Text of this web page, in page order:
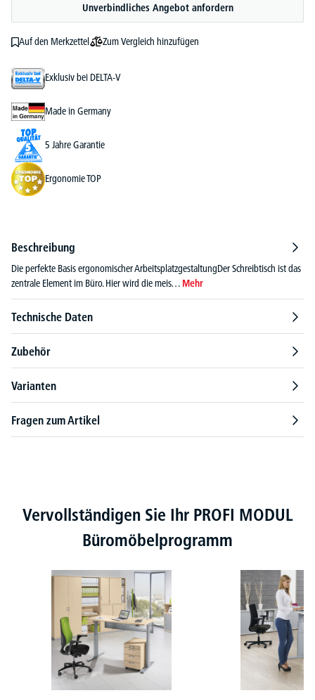
Unverbindliches Angebot anfordern
Auf den Merkzettel Zum Vergleich hinzufügen
Exklusiv bei DELTA-V
Made in Germany
5 Jahre Garantie
Ergonomie TOP
Beschreibung
Die perfekte Basis ergonomischer ArbeitsplatzgestaltungDer Schreibtisch ist das
zentrale Element im Büro. Hier wird die meis… Mehr
Technische Daten
Zubehör
Varianten
Fragen zum Artikel
Produktgalerie überspringen
Vervollständigen Sie Ihr PROFI MODUL
Büromöbelprogramm